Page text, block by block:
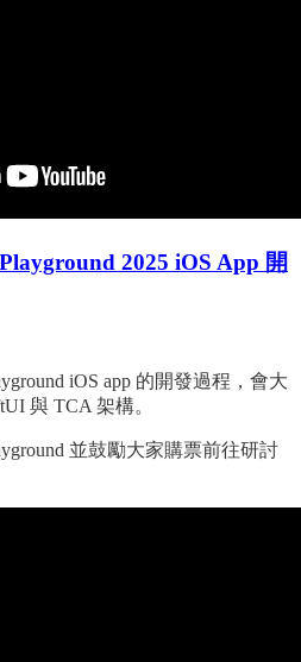
2025 iOS App 開
iOS app 的開發過程，會大
與 TCA 架構。
並鼓勵大家購票前往研討